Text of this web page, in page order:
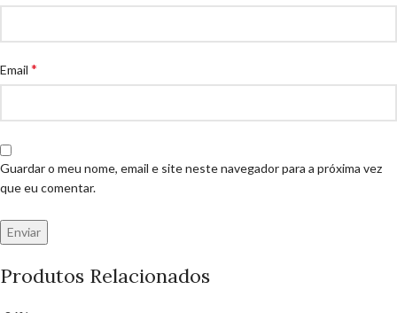
Email *
Guardar o meu nome, email e site neste navegador para a próxima vez
que eu comentar.
Produtos Relacionados